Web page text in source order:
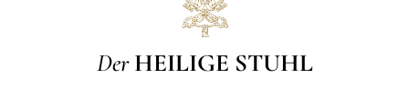
Der HEILIGE STUHL